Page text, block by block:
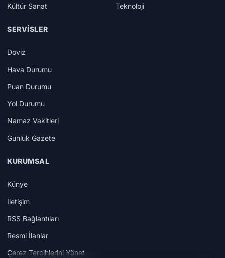
Kültür Sanat
Teknoloji
SERVISLER
Doviz
Hava Durumu
Puan Durumu
Yol Durumu
Namaz Vakitleri
Gunluk Gazete
KURUMSAL
Künye
İletişim
RSS Bağlantıları
Resmi İlanlar
Çerez Tercihlerini Yönet